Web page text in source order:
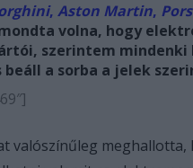
, Aston Martin,
volna, hogy
szerintem mindenki
beáll a sorba a jelek
valószínűleg